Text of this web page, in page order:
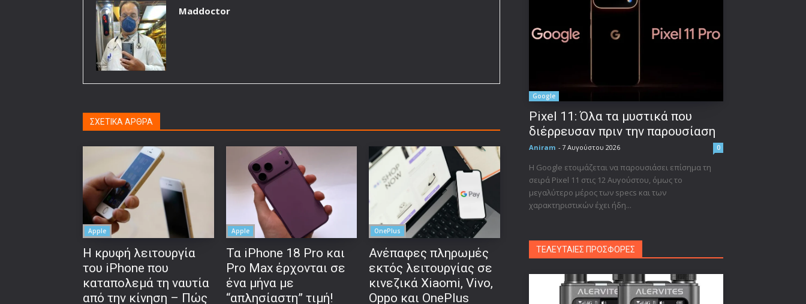
Maddoctor
ΣΧΕΤΙΚΑ ΑΡΘΡΑ
Apple
Η κρυφή λειτουργία
του iPhone που
καταπολεμά τη ναυτία
από την κίνηση – Πώς
Apple
Τα iPhone 18 Pro και
Pro Max έρχονται σε
ένα μήνα με
“απλησίαστη” τιμή!
OnePlus
Ανέπαφες πληρωμές
εκτός λειτουργίας σε
κινεζικά Xiaomi, Vivo,
Oppo και OnePlus
Google
Pixel 11: Όλα τα μυστικά που
διέρρευσαν πριν την παρουσίαση
Aniram - 7 Αυγούστου 2026 0
Η Google ετοιμάζεται να παρουσιάσει επίσημα τη
σειρά Pixel 11 στις 12 Αυγούστου, όμως το
μεγαλύτερο μέρος των specs και των
χαρακτηριστικών έχει ήδη...
ΤΕΛΕΥΤΑΙΕΣ ΠΡΟΣΦΟΡΕΣ